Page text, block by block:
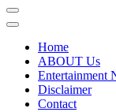
Home
ABOUT Us
Entertainment
Disclaimer
Contact